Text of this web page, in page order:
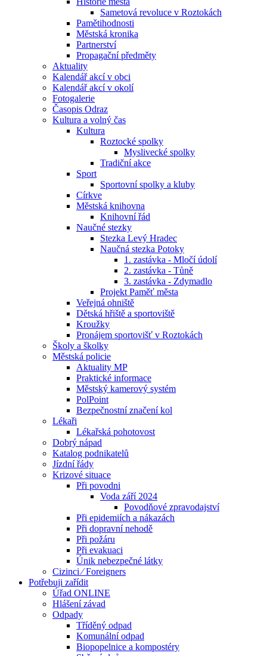
Sametová revoluce v Roztokách
Pamětihodnosti
Městská kronika
Partnerství
Propagační předměty
Aktuality
Kalendář akcí v obci
Kalendář akcí v okolí
Fotogalerie
Časopis Odraz
Kultura a volný čas
Kultura
Roztocké spolky
Myslivecké spolky
Tradiční akce
Sport
Sportovní spolky a kluby
Církve
Městská knihovna
Knihovní řád
Naučné stezky
Stezka Levý Hradec
Naučná stezka Potoky
1. zastávka - Mločí údolí
2. zastávka - Tůně
3. zastávka - Zdymadlo
Projekt Paměť města
Veřejná ohniště
Dětská hřiště a sportoviště
Kroužky
Pronájem sportovišť v Roztokách
Školy a školky
Městská policie
Aktuality MP
Praktické informace
Městský kamerový systém
PolPoint
Bezpečnostní značení kol
Lékaři
Lékařská pohotovost
Dobrý nápad
Katalog podnikatelů
Jízdní řády
Krizové situace
Při povodni
Voda září 2024
Povodňové zpravodajství
Při epidemiích a nákazách
Při dopravní nehodě
Při požáru
Při evakuaci
Únik nebezpečné látky
Cizinci ⁄ Foreigners
Potřebuji zařídit
Úřad ONLINE
Hlášení závad
Odpady
Tříděný odpad
Komunální odpad
Biopopelnice a kompostéry